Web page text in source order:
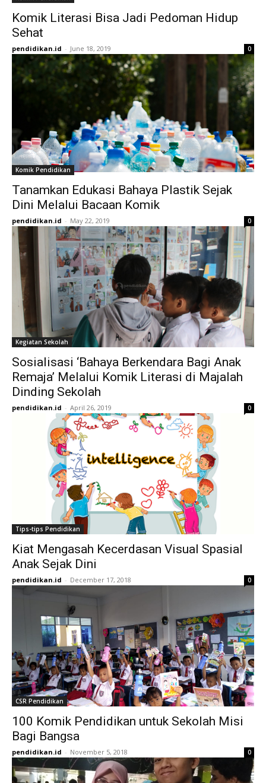
Komik Literasi Bisa Jadi Pedoman Hidup
Sehat
pendidikan.id - June 18, 2019 0
Komik Pendidikan
Tanamkan Edukasi Bahaya Plastik Sejak
Dini Melalui Bacaan Komik
pendidikan.id - May 22, 2019 0
Kegiatan Sekolah
Sosialisasi ‘Bahaya Berkendara Bagi Anak
Remaja’ Melalui Komik Literasi di Majalah
Dinding Sekolah
pendidikan.id - April 26, 2019 0
Tips-tips Pendidikan
Kiat Mengasah Kecerdasan Visual Spasial
Anak Sejak Dini
pendidikan.id - December 17, 2018 0
CSR Pendidikan
100 Komik Pendidikan untuk Sekolah Misi
Bagi Bangsa
pendidikan.id - November 5, 2018 0